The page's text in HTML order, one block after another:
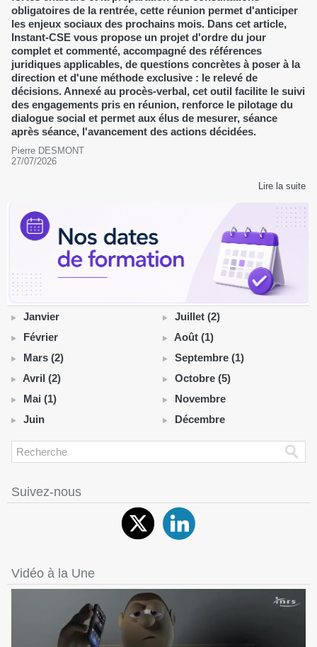
obligatoires de la rentrée, cette réunion permet d'anticiper
les enjeux sociaux des prochains mois. Dans cet article,
Instant-CSE vous propose un projet d'ordre du jour
complet et commenté, accompagné des références
juridiques applicables, de questions concrètes à poser à la
direction et d'une méthode exclusive : le relevé de
décisions. Annexé au procès-verbal, cet outil facilite le suivi
des engagements pris en réunion, renforce le pilotage du
dialogue social et permet aux élus de mesurer, séance
après séance, l'avancement des actions décidées.
Pierre DESMONT
27/07/2026
Lire la suite
Janvier
Février
Mars (2)
Avril (2)
Mai (1)
Juin
Juillet (2)
Août (1)
Septembre (1)
Octobre (5)
Novembre
Décembre
Suivez-nous
Vidéo à la Une